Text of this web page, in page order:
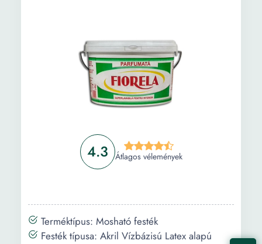
4.3 Átlagos vélemények
Terméktípus: Mosható festék
Festék típusa: Akril Vízbázisú Latex alapú